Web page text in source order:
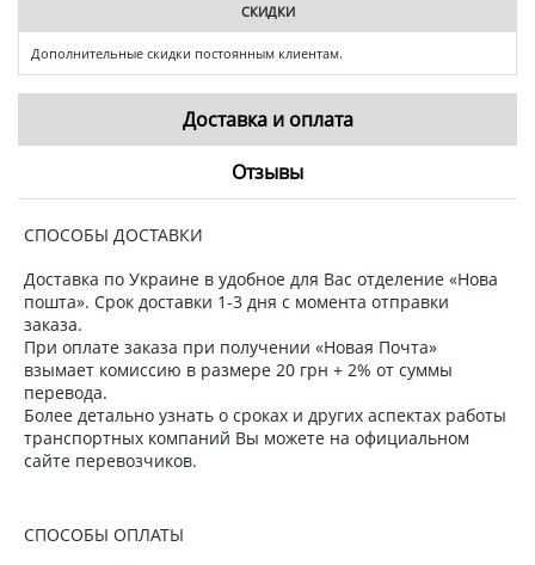
СКИДКИ
Дополнительные скидки постоянным клиентам.
Доставка и оплата
Отзывы
СПОСОБЫ ДОСТАВКИ
Доставка по Украине в удобное для Вас отделение «Нова
пошта». Срок доставки 1-3 дня с момента отправки
заказа.
При оплате заказа при получении «Новая Почта»
взымает комиссию в размере 20 грн + 2% от суммы
перевода.
Более детально узнать о сроках и других аспектах работы
транспортных компаний Вы можете на официальном
сайте перевозчиков.
СПОСОБЫ ОПЛАТЫ